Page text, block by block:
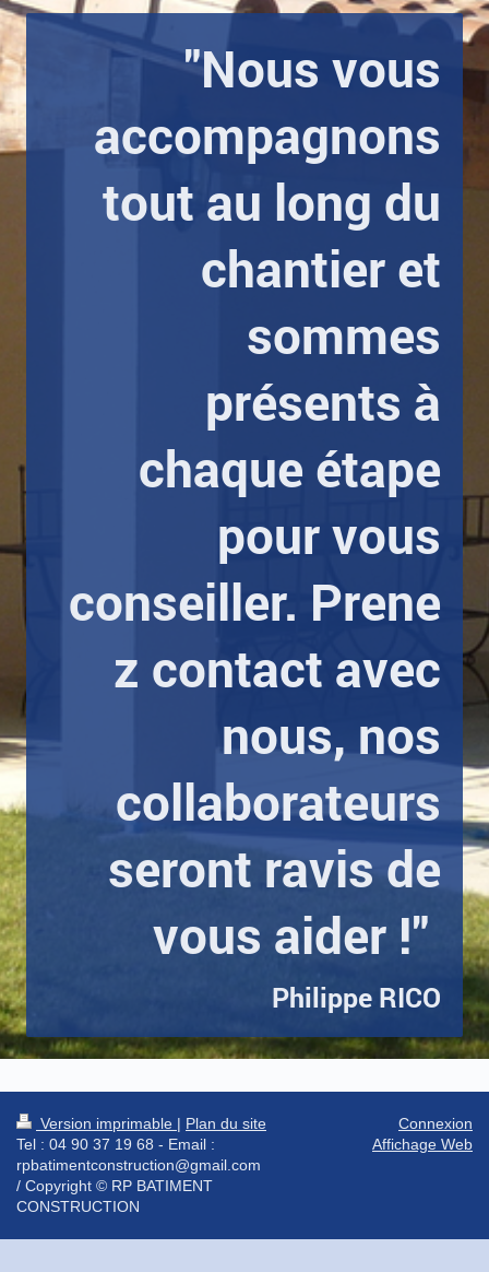
"Nous vous
accompagnons
tout au long du
chantier et
sommes
présents à
chaque étape
pour vous
conseiller. Prene
z contact avec
nous, nos
collaborateurs
seront ravis de
vous aider !"
Philippe RICO
Version imprimable | Plan du site
Tel : 04 90 37 19 68 - Email :
rpbatimentconstruction@gmail.com
/ Copyright © RP BATIMENT
CONSTRUCTION
Connexion
Affichage Web